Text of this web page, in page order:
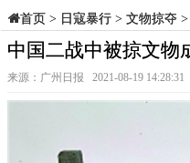
首页> 日寇暴行> 文物掠夺>
中国二战中被掠文物
来源：广州日报 2021-08-19 14:28:31